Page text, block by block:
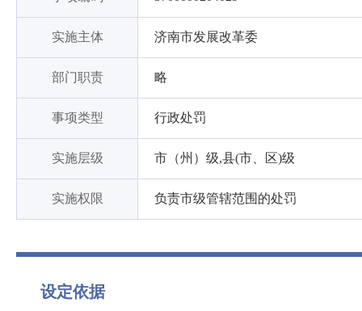
实施主体 济南市发展改革委
部门职责 略
事项类型 行政处罚
实施层级 市（州）级,县(市、区)级
实施权限 负责市级管辖范围的处罚
设定依据